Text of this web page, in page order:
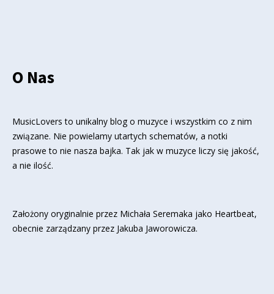
O Nas
MusicLovers to unikalny blog o muzyce i wszystkim co z nim
związane. Nie powielamy utartych schematów, a notki
prasowe to nie nasza bajka. Tak jak w muzyce liczy się jakość,
a nie ilość.
Założony oryginalnie przez Michała Seremaka jako Heartbeat,
obecnie zarządzany przez Jakuba Jaworowicza.